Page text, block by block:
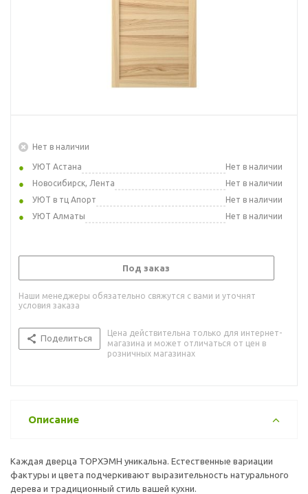
Нет в наличии
УЮТ Астана
Нет в наличии
Новосибирск, Лента
Нет в наличии
УЮТ в тц Апорт
Нет в наличии
УЮТ Алматы
Нет в наличии
Под заказ
Наши менеджеры обязательно свяжутся с вами и уточнят
условия заказа
Поделиться
Цена действительна только для интернет-
магазина и может отличаться от цен в
розничных магазинах
Описание
Каждая дверца ТОРХЭМН уникальна. Естественные вариации
фактуры и цвета подчеркивают выразительность натурального
дерева и традиционный стиль вашей кухни.